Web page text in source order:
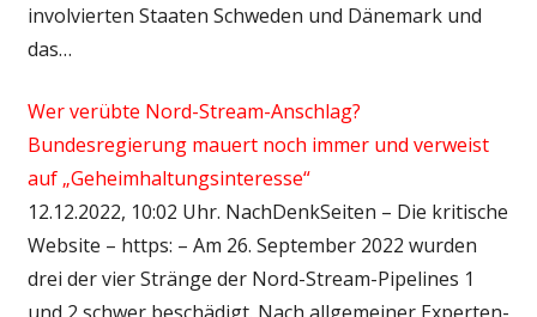
involvierten Staaten Schweden und Dänemark und
das…
Wer verübte Nord-Stream-Anschlag?
Bundesregierung mauert noch immer und verweist
auf „Geheimhaltungsinteresse“
12.12.2022, 10:02 Uhr. NachDenkSeiten – Die kritische
Website – https: – Am 26. September 2022 wurden
drei der vier Stränge der Nord-Stream-Pipelines 1